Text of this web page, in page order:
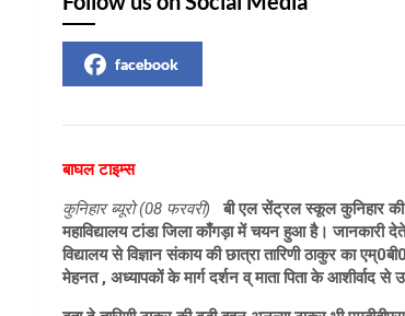
facebook
बाघल टाइम्स
कुनिहार ब्यूरो (08 फरवरी) बी एल सेंट्रल स्कूल कुनिहार की
महाविद्यालय टांडा जिला काँगड़ा में चयन हुआ है। जानकारी
विद्यालय से विज्ञान संकाय की छात्रा तारिणी ठाकुर का
मेहनत , अध्यापकों के मार्ग दर्शन व् माता पिता के आशीर्वाद